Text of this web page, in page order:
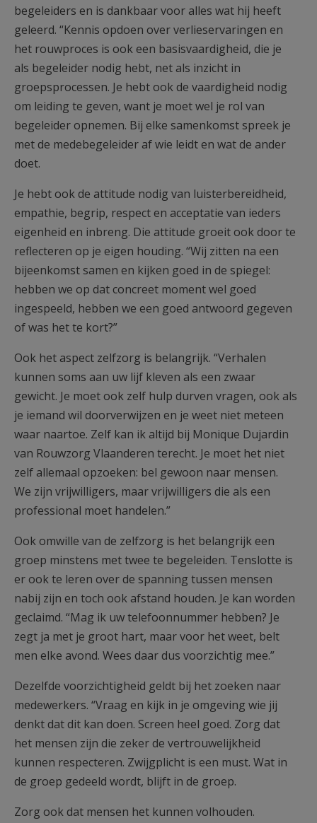
begeleiders en is dankbaar voor alles wat hij heeft
geleerd. “Kennis opdoen over verlieservaringen en
het rouwproces is ook een basisvaardigheid, die je
als begeleider nodig hebt, net als inzicht in
groepsprocessen. Je hebt ook de vaardigheid nodig
om leiding te geven, want je moet wel je rol van
begeleider opnemen. Bij elke samenkomst spreek je
met de medebegeleider af wie leidt en wat de ander
doet.
Je hebt ook de attitude nodig van luisterbereidheid,
empathie, begrip, respect en acceptatie van ieders
eigenheid en inbreng. Die attitude groeit ook door te
reflecteren op je eigen houding. “Wij zitten na een
bijeenkomst samen en kijken goed in de spiegel:
hebben we op dat concreet moment wel goed
ingespeeld, hebben we een goed antwoord gegeven
of was het te kort?”
Ook het aspect zelfzorg is belangrijk. “Verhalen
kunnen soms aan uw lijf kleven als een zwaar
gewicht. Je moet ook zelf hulp durven vragen, ook als
je iemand wil doorverwijzen en je weet niet meteen
waar naartoe. Zelf kan ik altijd bij Monique Dujardin
van Rouwzorg Vlaanderen terecht. Je moet het niet
zelf allemaal opzoeken: bel gewoon naar mensen.
We zijn vrijwilligers, maar vrijwilligers die als een
professional moet handelen.”
Ook omwille van de zelfzorg is het belangrijk een
groep minstens met twee te begeleiden. Tenslotte is
er ook te leren over de spanning tussen mensen
nabij zijn en toch ook afstand houden. Je kan worden
geclaimd. “Mag ik uw telefoonnummer hebben? Je
zegt ja met je groot hart, maar voor het weet, belt
men elke avond. Wees daar dus voorzichtig mee.”
Dezelfde voorzichtigheid geldt bij het zoeken naar
medewerkers. “Vraag en kijk in je omgeving wie jij
denkt dat dit kan doen. Screen heel goed. Zorg dat
het mensen zijn die zeker de vertrouwelijkheid
kunnen respecteren. Zwijgplicht is een must. Wat in
de groep gedeeld wordt, blijft in de groep.
Zorg ook dat mensen het kunnen volhouden.